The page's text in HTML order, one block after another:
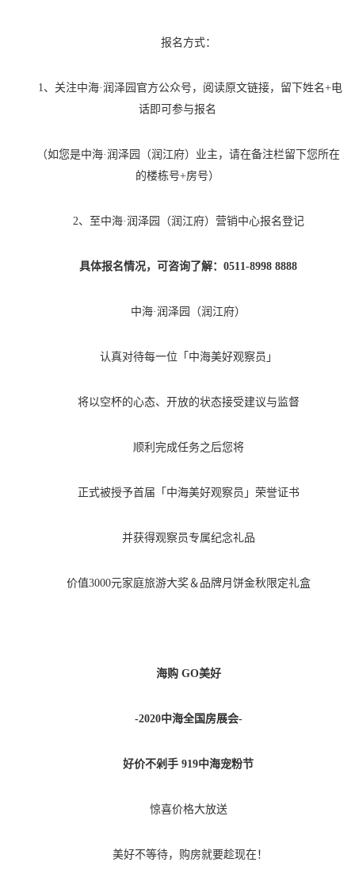
报名方式：
1、关注中海·润泽园官方公众号，阅读原文链接，留下姓名+电
话即可参与报名
（如您是中海·润泽园（润江府）业主，请在备注栏留下您所在
的楼栋号+房号）
2、至中海·润泽园（润江府）营销中心报名登记
具体报名情况，可咨询了解：0511-8998 8888
中海·润泽园（润江府）
认真对待每一位「中海美好观察员」
将以空杯的心态、开放的状态接受建议与监督
顺利完成任务之后您将
正式被授予首届「中海美好观察员」荣誉证书
并获得观察员专属纪念礼品
价值3000元家庭旅游大奖＆品牌月饼金秋限定礼盒
海购GO美好
-2020中海全国房展会-
好价不剁手 919中海宠粉节
惊喜价格大放送
美好不等待，购房就要趁现在！